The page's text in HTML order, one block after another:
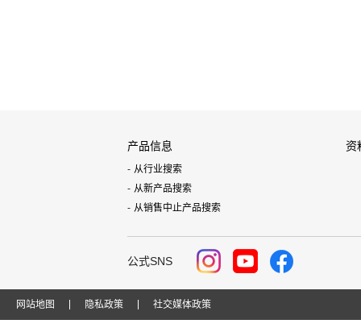
产品信息
从行业搜索
从新产品搜索
从销售中止产品搜索
资
公式SNS
网站地图 隐私政策 社交媒体政策